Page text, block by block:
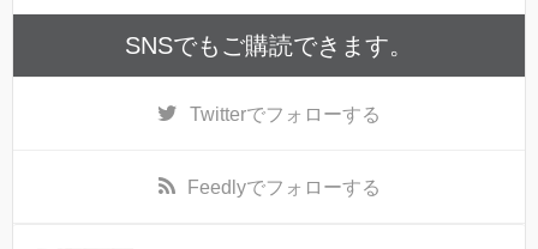
SNSでもご購読できます。
Twitterでフォローする
Feedlyでフォローする